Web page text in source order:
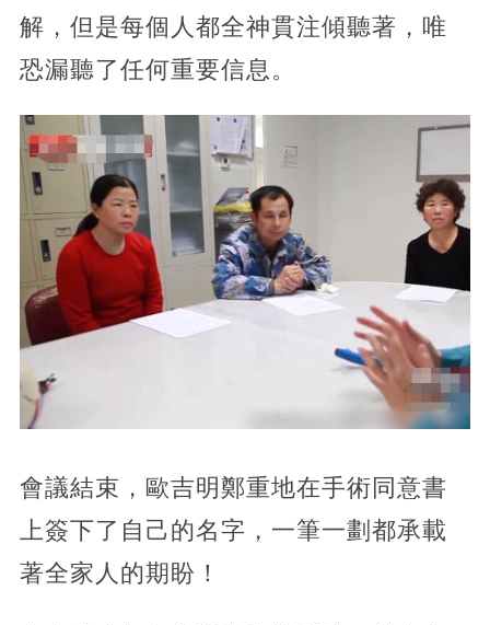
解，但是每個人都全神貫注傾聽著，唯
恐漏聽了任何重要信息。
會議結束，歐吉明鄭重地在手術同意書
上簽下了自己的名字，一筆一劃都承載
著全家人的期盼！